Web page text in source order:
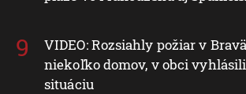
VIDEO: Rozsiahly požiar v
niekoľko domov, v obci
situáciu